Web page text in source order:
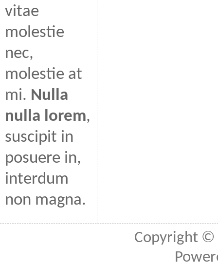
vitae
molestie
nec,
molestie at
mi. Nulla
nulla lorem,
suscipit in
posuere in,
interdum
non magna.
Copyright